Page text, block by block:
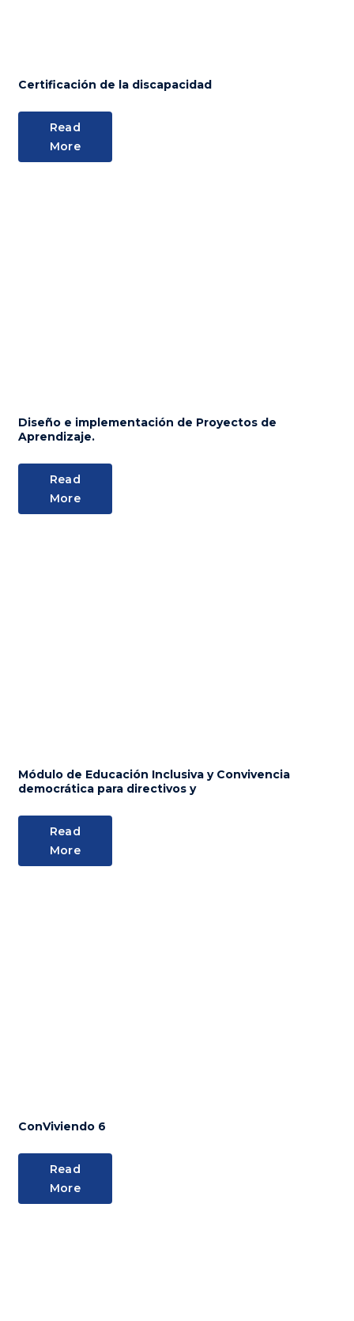
Certificación de la discapacidad
Read
More
Diseño e implementación de Proyectos de
Aprendizaje.
Read
More
Módulo de Educación Inclusiva y Convivencia
democrática para directivos y
Read
More
ConViviendo 6
Read
More